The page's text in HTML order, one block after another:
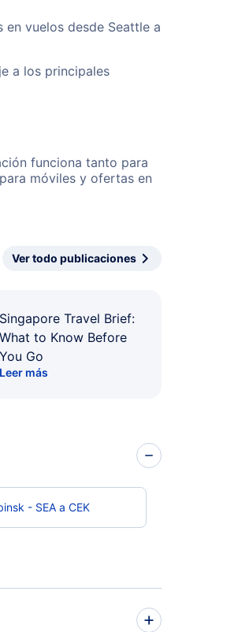
vuelos desde Seattle a
a los principales
funciona tanto para
móviles y ofertas en
Ver todo publicaciones
Singapore Travel Brief:
What to Know Before
You Go
Leer más
- SEA a CEK